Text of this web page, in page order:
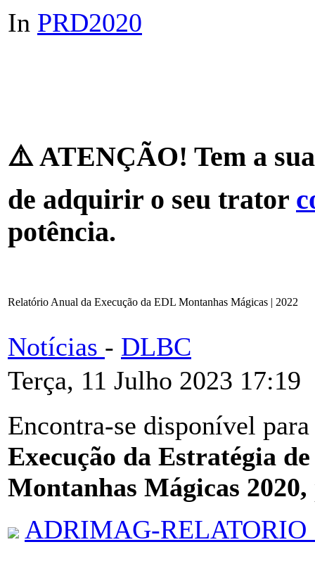
In PRD2020
⚠️ ATENÇÃO! Tem a
de adquirir o seu trator
potência.
Relatório Anual da Execução da EDL Montanhas Mágicas | 2022
Notícias - DLBC
Terça, 11 Julho 2023 17:19
Encontra-se disponível
Execução da Estratégia
Montanhas Mágicas 2020,
ADRIMAG-